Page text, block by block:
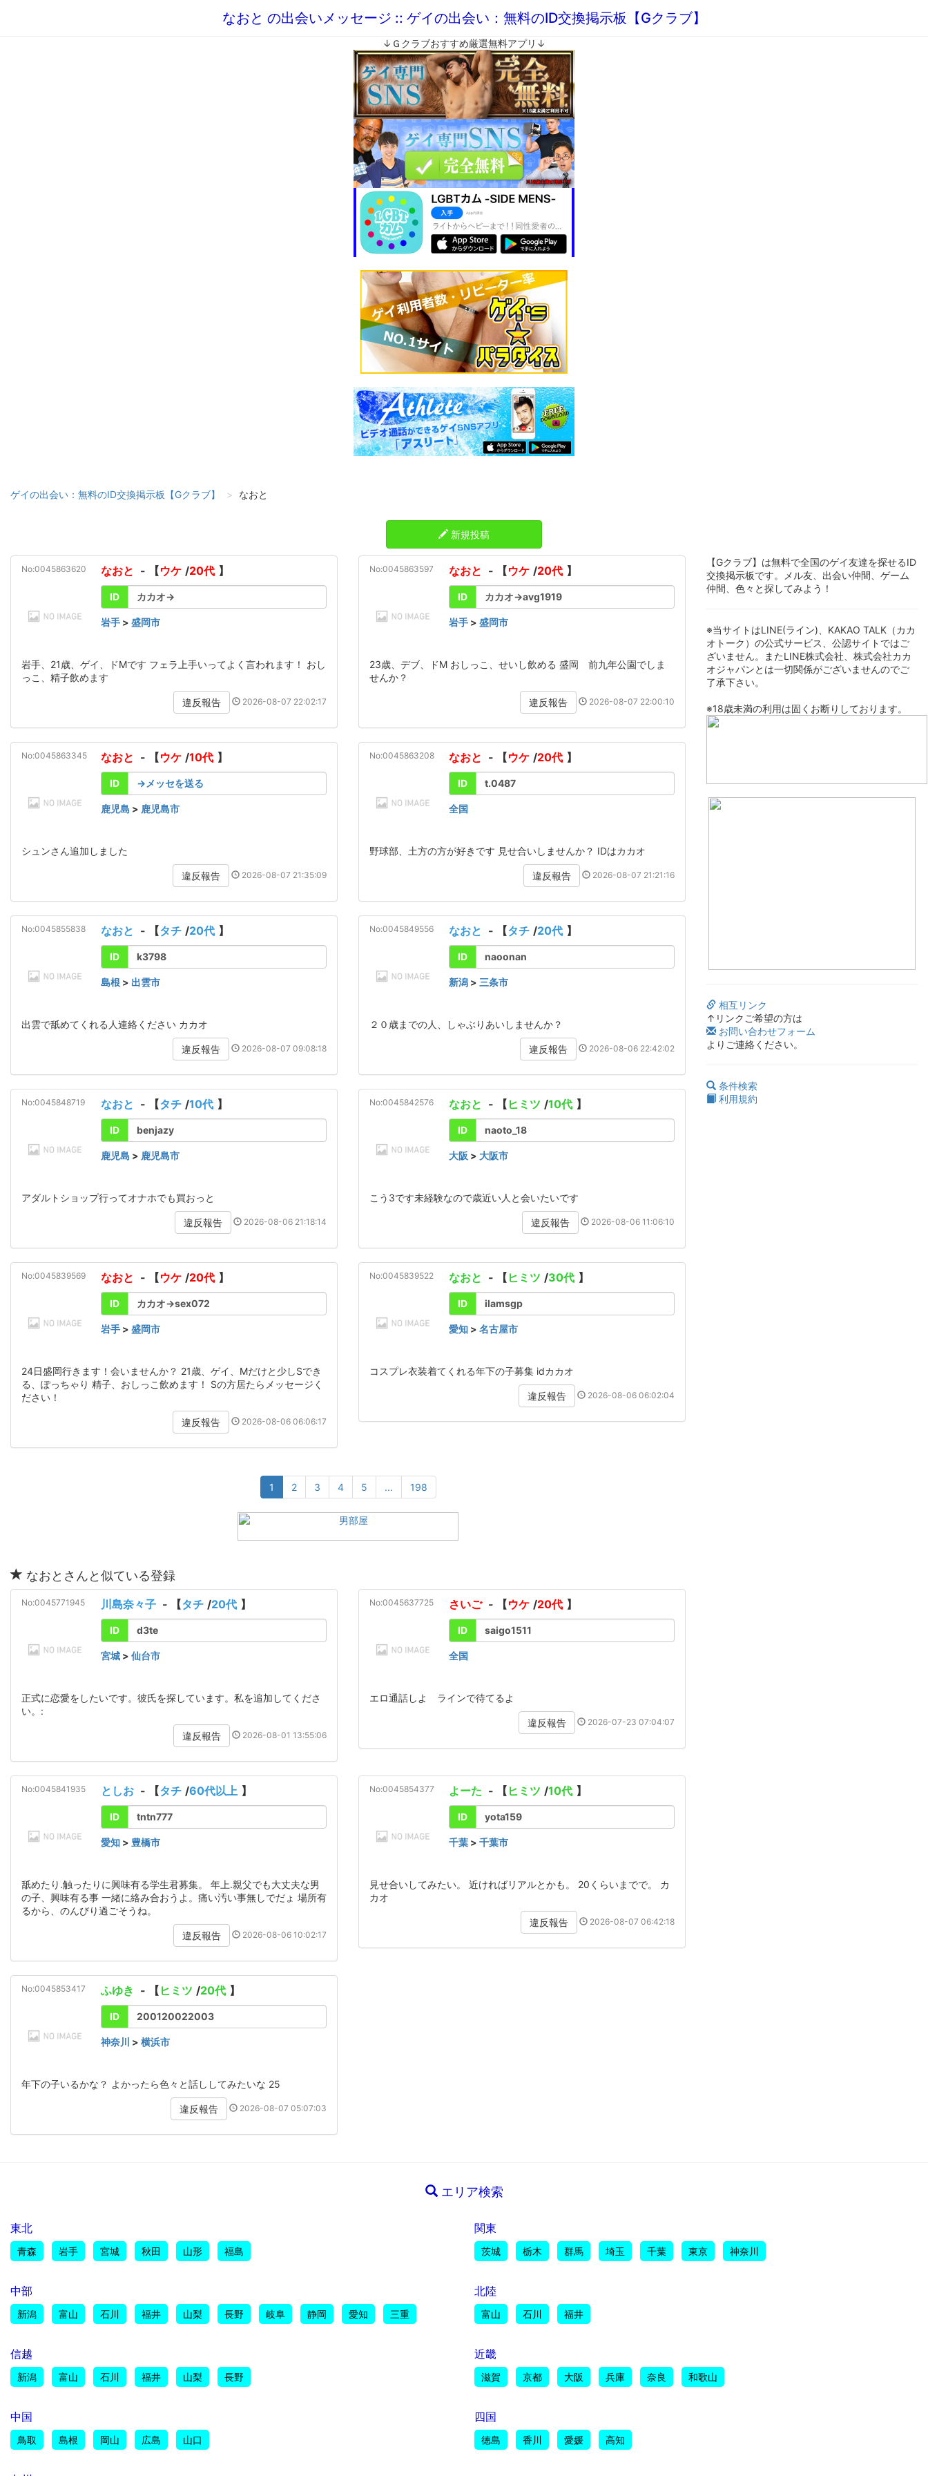
なおと の出会いメッセージ :: ゲイの出会い：無料のID交換掲示板【Gクラブ】
↓Ｇクラブおすすめ厳選無料アプリ↓
ゲイの出会い：無料のID交換掲示板【Gクラブ】 なおと
新規投稿
No:0045863620 なおと - 【ウケ /20代 】
ID カカオ→
岩手 > 盛岡市
岩手、21歳、ゲイ、ドMです フェラ上手いってよく言われます！ おし
っこ、精子飲めます
違反報告 2026-08-07 22:02:17
No:0045863597 なおと - 【ウケ /20代 】
ID カカオ→avg1919
岩手 > 盛岡市
23歳、デブ、ドM おしっこ、せいし飲める 盛岡 前九年公園でしま
せんか？
違反報告 2026-08-07 22:00:10
No:0045863345 なおと - 【ウケ /10代 】
ID →メッセを送る
鹿児島 > 鹿児島市
シュンさん追加しました
違反報告 2026-08-07 21:35:09
No:0045863208 なおと - 【ウケ /20代 】
ID t.0487
全国
野球部、土方の方が好きです 見せ合いしませんか？ IDはカカオ
違反報告 2026-08-07 21:21:16
No:0045855838 なおと - 【タチ /20代 】
ID k3798
島根 > 出雲市
出雲で舐めてくれる人連絡ください カカオ
違反報告 2026-08-07 09:08:18
No:0045849556 なおと - 【タチ /20代 】
ID naoonan
新潟 > 三条市
２０歳までの人、しゃぶりあいしませんか？
違反報告 2026-08-06 22:42:02
No:0045848719 なおと - 【タチ /10代 】
ID benjazy
鹿児島 > 鹿児島市
アダルトショップ行ってオナホでも買おっと
違反報告 2026-08-06 21:18:14
No:0045842576 なおと - 【 ヒミツ /10代 】
ID naoto_18
大阪 > 大阪市
こう3です未経験なので歳近い人と会いたいです
違反報告 2026-08-06 11:06:10
No:0045839569 なおと - 【ウケ /20代 】
ID カカオ→sex072
岩手 > 盛岡市
24日盛岡行きます！会いませんか？ 21歳、ゲイ、Mだけと少しSでき
る、ぽっちゃり 精子、おしっこ飲めます！ Sの方居たらメッセージく
ださい！
違反報告 2026-08-06 06:06:17
No:0045839522 なおと - 【 ヒミツ /30代 】
ID ilamsgp
愛知 > 名古屋市
コスプレ衣装着てくれる年下の子募集 idカカオ
違反報告 2026-08-06 06:02:04
1 2 3 4 5 ... 198
なおとさんと似ている登録
No:0045771945 川島奈々子 - 【タチ /20代 】
ID d3te
宮城 > 仙台市
正式に恋愛をしたいです。彼氏を探しています。私を追加してくださ
い。:
違反報告 2026-08-01 13:55:06
No:0045637725 さいご - 【ウケ /20代 】
ID saigo1511
全国
エロ通話しよ ラインで待てるよ
違反報告 2026-07-23 07:04:07
No:0045841935 としお - 【タチ /60代以上 】
ID tntn777
愛知 > 豊橋市
舐めたり.触ったりに興味有る学生君募集。 年上.親父でも大丈夫な男
の子、興味有る事 一緒に絡み合おうよ。痛い汚い事無しでだょ 場所有
るから、のんびり過ごそうね。
違反報告 2026-08-06 10:02:17
No:0045854377 よーた - 【 ヒミツ /10代 】
ID yota159
千葉 > 千葉市
見せ合いしてみたい。 近ければリアルとかも。 20くらいまでで。 カ
カオ
違反報告 2026-08-07 06:42:18
No:0045853417 ふゆき - 【 ヒミツ /20代 】
ID 200120022003
神奈川 > 横浜市
年下の子いるかな？ よかったら色々と話ししてみたいな 25
違反報告 2026-08-07 05:07:03
【Gクラブ】は無料で全国のゲイ友達を探せるID
交換掲示板です。メル友、出会い仲間、ゲーム
仲間、色々と探してみよう！
※当サイトはLINE(ライン)、KAKAO TALK（カカ
オトーク）の公式サービス、公認サイトではご
ざいません。またLINE株式会社、株式会社カカ
オジャパンとは一切関係がございませんのでご
了承下さい。
※18歳未満の利用は固くお断りしております。
相互リンク
↑リンクご希望の方は
お問い合わせフォーム
よりご連絡ください。
条件検索
利用規約
エリア検索
東北
青森 岩手 宮城 秋田 山形 福島
関東
茨城 栃木 群馬 埼玉 千葉 東京 神奈川
中部
新潟 富山 石川 福井 山梨 長野 岐阜 静岡 愛知 三重
北陸
富山 石川 福井
信越
新潟 富山 石川 福井 山梨 長野
近畿
滋賀 京都 大阪 兵庫 奈良 和歌山
中国
鳥取 島根 岡山 広島 山口
四国
徳島 香川 愛媛 高知